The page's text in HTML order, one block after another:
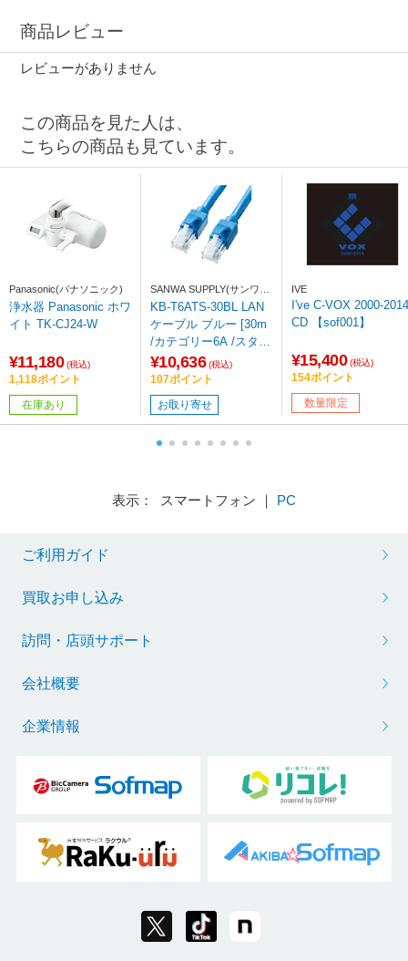
商品レビュー
レビューがありません
この商品を見た人は、
こちらの商品も見ています。
Panasonic(パナソニック)
浄水器 Panasonic ホワ
イト TK-CJ24-W
¥11,180 (税込)
1,118ポイント
在庫あり
SANWA SUPPLY(サンワサ
プライ)
KB-T6ATS-30BL LAN
ケーブル ブルー [30m
/カテゴリー6A /スタン
ダード]
¥10,636 (税込)
107ポイント
お取り寄せ
IVE
I've C-VOX 2000-2014
CD 【sof001】
¥15,400 (税込)
154ポイント
数量限定
表示： スマートフォン ｜ PC
ご利用ガイド
買取お申し込み
訪問・店頭サポート
会社概要
企業情報